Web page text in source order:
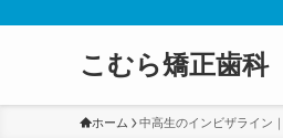
こむら矯正歯科
ホーム 中高生のインビザライン